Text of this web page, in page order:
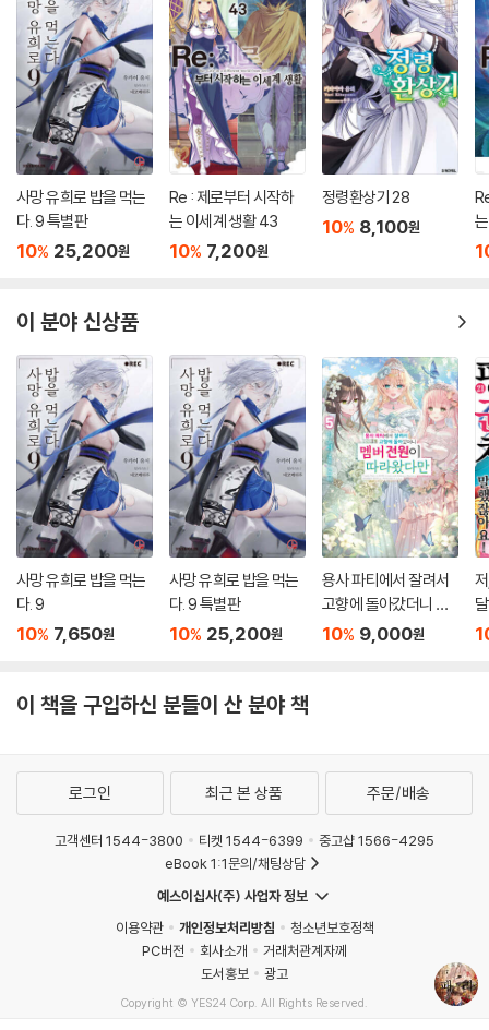
사망 유희로 밥을 먹는
다. 9 특별판
10% 25,200원
Re : 제로부터 시작하
는 이세계 생활 43
10% 7,200원
정령환상기 28
10% 8,100원
이 분야 신상품
사망 유희로 밥을 먹는
다. 9
10% 7,650원
사망 유희로 밥을 먹는
다. 9 특별판
10% 25,200원
용사 파티에서 잘려서
고향에 돌아갔더니 멤
버 전원이 따라왔다만
10% 9,000원
이 책을 구입하신 분들이 산 분야 책
로그인 최근 본 상품 주문/배송
고객센터 1544-3800 티켓 1544-6399
중고샵 1566-4295
eBook 1:1문의/채팅상담
예스이십사(주) 사업자 정보
이용약관
개인정보처리방침
청소년보호정책
PC버전
회사소개
거래처관계자께
도서홍보
광고
Copyright © YES24 Corp. All Rights Reserved.